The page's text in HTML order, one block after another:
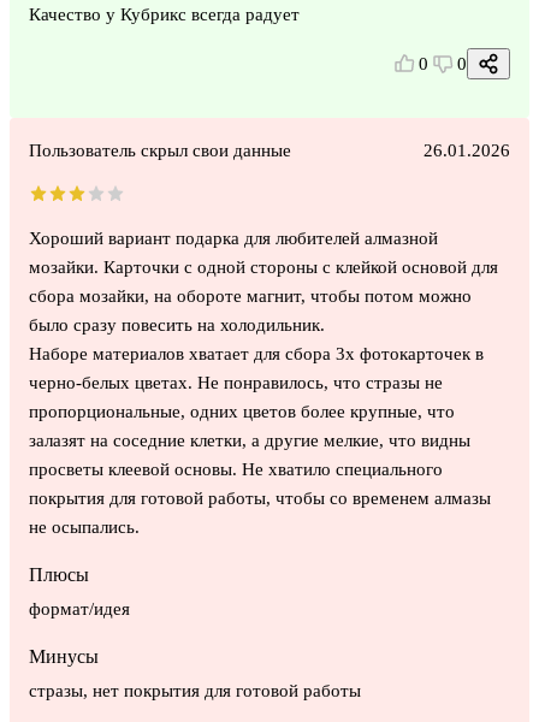
Качество у Кубрикс всегда радует
0 0
Пользователь скрыл свои данные 26.01.2026
Хороший вариант подарка для любителей алмазной
мозайки. Карточки с одной стороны с клейкой основой для
сбора мозайки, на обороте магнит, чтобы потом можно
было сразу повесить на холодильник.
Наборе материалов хватает для сбора 3х фотокарточек в
черно-белых цветах. Не понравилось, что стразы не
пропорциональные, одних цветов более крупные, что
залазят на соседние клетки, а другие мелкие, что видны
просветы клеевой основы. Не хватило специального
покрытия для готовой работы, чтобы со временем алмазы
не осыпались.
Плюсы
формат/идея
Минусы
стразы, нет покрытия для готовой работы